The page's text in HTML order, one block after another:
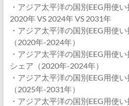
・アジア太平洋の国別EEG用使
2020年 VS 2024年 VS 2031年
・アジア太平洋の国別EEG用使
（2020年-2024年）
・アジア太平洋の国別EEG用使
シェア（2020年-2024年）
・アジア太平洋の国別EEG用使
（2025年-2031年）
・アジア太平洋の国別EEG用使